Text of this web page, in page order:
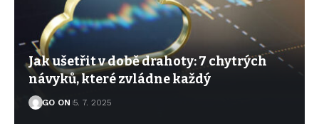
Jak ušetřit v době drahoty: 7 chytrých
návyků, které zvládne každý
GO ON 5. 7. 2025